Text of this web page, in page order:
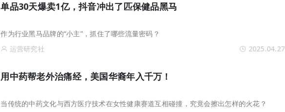
单品30天爆卖1亿，抖音冲出了匹保健品黑马
作为行业黑马品牌的“小主”，抓住了哪些流量密码？
运营研究社
2025.04.27
用中药帮老外治痛经，美国华裔年入千万！
当传统的中药文化与西方医疗技术在女性健康赛道互相碰撞，究竟会擦出怎样的火花？